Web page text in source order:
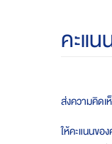
คะแ
ส่งความคิดเ
ให้คะแนนขอ